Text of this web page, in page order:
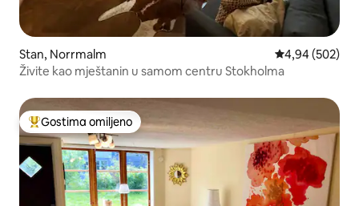
Stan, Norrmalm Prosečna
4,94 (502)
Živite kao mještanin u samom centru Stokholma
Najuspešniji među gostima omiljenim
Gostima omiljeno